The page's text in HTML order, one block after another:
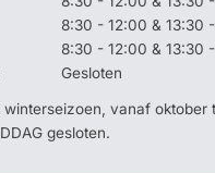
8:30 - 12:00 & 13:30
8:30 - 12:00 & 13:30
Gesloten
winterseizoen, vanaf oktober
gesloten.